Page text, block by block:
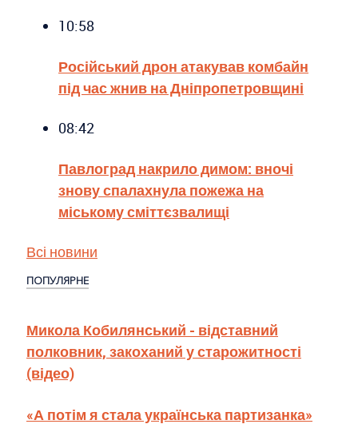
10:58
Російський дрон атакував комбайн
під час жнив на Дніпропетровщині
08:42
Павлоград накрило димом: вночі
знову спалахнула пожежа на
міському сміттєзвалищі
Всі новини
ПОПУЛЯРНЕ
Микола Кобилянський - відставний
полковник, закоханий у старожитності
(відео)
«А потім я стала українська партизанка»